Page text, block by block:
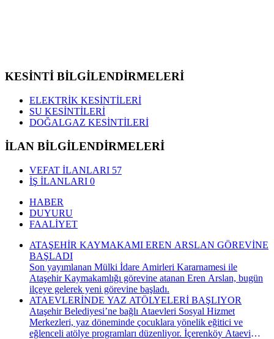
KESİNTİ BİLGİLENDİRMELERİ
ELEKTRİK KESİNTİLERİ
SU KESİNTİLERİ
DOĞALGAZ KESİNTİLERİ
İLAN BİLGİLENDİRMELERİ
VEFAT İLANLARI 57
İŞ İLANLARI 0
HABER
DUYURU
FAALİYET
ATAŞEHİR KAYMAKAMI EREN ARSLAN GÖREVİNE
BAŞLADI
Son yayımlanan Mülki İdare Amirleri Kararnamesi ile
Ataşehir Kaymakamlığı görevine atanan Eren Arslan, bugün
ilçeye gelerek yeni görevine başladı.
ATAEVLERİNDE YAZ ATÖLYELERİ BAŞLIYOR
Ataşehir Belediyesi’ne bağlı Ataevleri Sosyal Hizmet
Merkezleri, yaz döneminde çocuklara yönelik eğitici ve
eğlenceli atölye programları düzenliyor. İçerenköy Ataevi